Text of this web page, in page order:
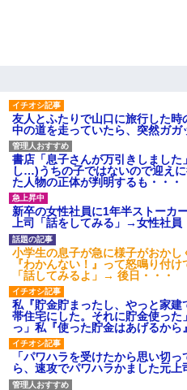
わい(42)渋谷の夜のサービスで19
ｗｗｗｗｗｗｗｗ
【戦争】不妊の俺嫁に弟嫁が2日
にしてなかったが、あまりにも子
顔引きつってた → そして弟嫁が
三年働いてたパートを突然クビ
引先のトップが母方の叔父だっ
ワイアラサー主婦、昨晩久しぶ
兄の新しい嫁がやらかしすぎて辛
の幼稚園に来る
友人とふたりで山口に旅行した
中の道を走っていたら、突然ガ
書店「息子さんが万引きしまし
し…)うちの子ではないので迎え
た人物の正体が判明するも・・・
新卒の女性社員に1年半ストーカ
上司「話をしてみる」→女性社員
小学生の息子が急に様子がおか
『わかんない！』って怒鳴り付
「話してみるよ」→ 後日・・・
私『貯金貯まったし、やっと家
帯住宅にした。それに貯金使っ
っ」私『使った貯金はあげるか
「パワハラを受けたから思い切
ら、速攻でパワハラかました元上